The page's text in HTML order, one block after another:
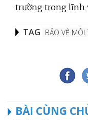
trường trong lĩnh
TAG BẢO VỆ MÔI
BÀI CÙNG